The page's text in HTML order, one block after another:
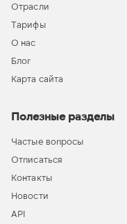
Отрасли
Тарифы
О нас
Блог
Карта сайта
Полезные разделы
Частые вопросы
Отписаться
Контакты
Новости
API